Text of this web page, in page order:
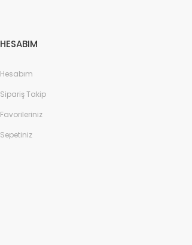
HESABIM
Hesabım
Sipariş Takip
Favorileriniz
Sepetiniz